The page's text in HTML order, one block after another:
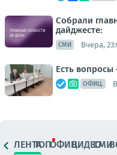
Собрали
дайджесте:
СМИ Вчера,
Есть вопросы
ОФИЦ.
ЛЕНТАТОПОФИЦ.ВИДЕОСМИ